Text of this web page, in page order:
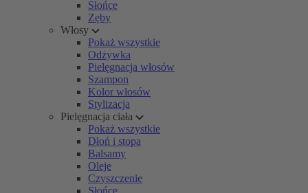
Słońce
Zęby
Włosy
Pokaż wszystkie
Odżywka
Pielęgnacja włosów
Szampon
Kolor włosów
Stylizacja
Pielęgnacja ciała
Pokaż wszystkie
Dłoń i stopa
Balsamy
Oleje
Czyszczenie
Słońce